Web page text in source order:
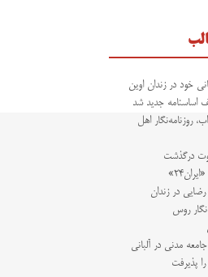
خود در زندان اوین
اساسنامه جدید شد
روزنامه‌نگار اهل
درگذشت
در زندان
مدنی در آلبانی
پذیرفت